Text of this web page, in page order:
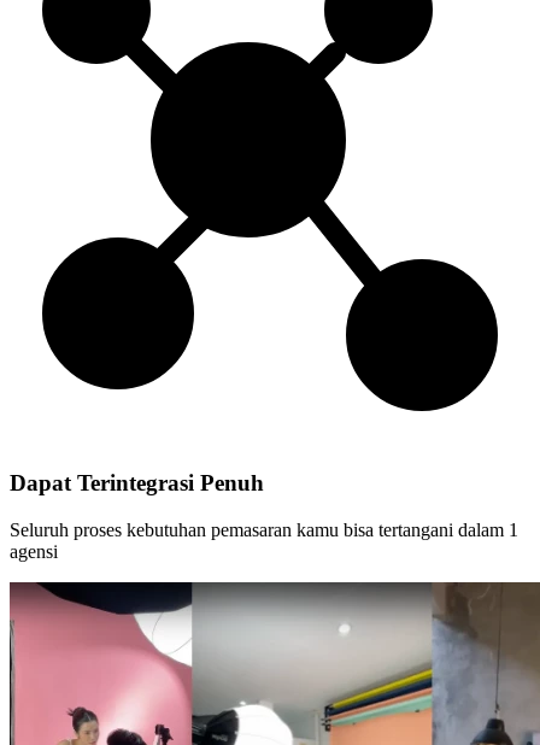
Dapat Terintegrasi Penuh
Seluruh proses kebutuhan pemasaran kamu bisa tertangani dalam 1
agensi